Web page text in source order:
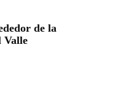
de la
Valle